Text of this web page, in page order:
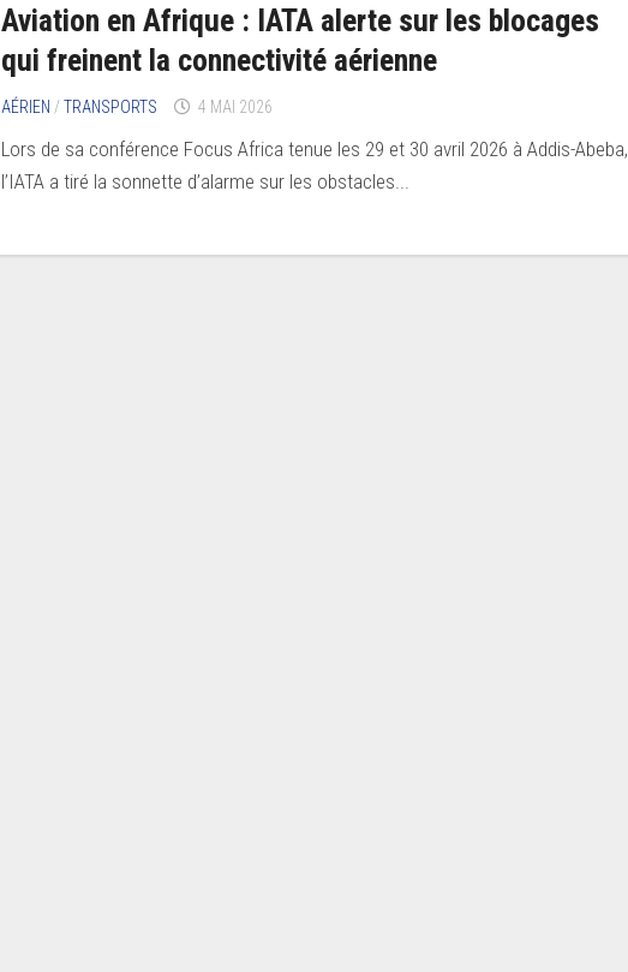
Aviation en Afrique : IATA alerte sur les blocages
qui freinent la connectivité aérienne
AÉRIEN /TRANSPORTS 4 MAI 2026
Lors de sa conférence Focus Africa tenue les 29 et 30 avril 2026 à Addis-Abeba,
l’IATA a tiré la sonnette d’alarme sur les obstacles...